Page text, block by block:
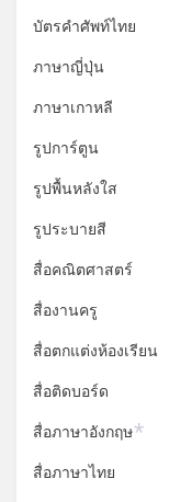
บัตรคำศัพท์ไทย
ภาษาญี่ปุ่น
ภาษาเกาหลี
รูปการ์ตูน
รูปพื้นหลังใส
รูประบายสี
สื่อคณิตศาสตร์
สื่องานครู
สื่อตกแต่งห้องเรียน
สื่อติดบอร์ด
สื่อภาษาอังกฤษ
สื่อภาษาไทย